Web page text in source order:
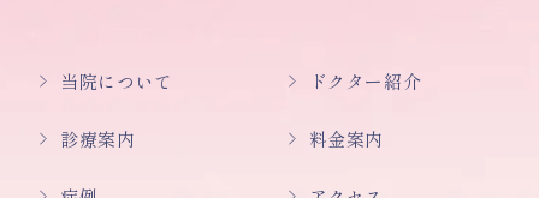
当院について ドクター紹介
診療案内 料金案内